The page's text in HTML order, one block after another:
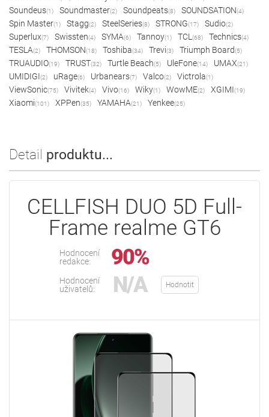
Soundeus(1) Soundmaster(2) Soundpeats(8) SOUNDSATION(4)
Spin Master(1) Stagg(2) SteelSeries(8) STRONG(17) Sudio(2)
Superlux(7) Swissten(4) SYMA(6) Tannoy(1) TCL (68) Technics(4)
TESLA(2) THOMSON(18) Toshiba(34) Trevi(3) Triumph Board(5)
TRUAUDIO(19) TRUST(32) Turtle Beach(5) UleFone(14) UMAX(21)
UMIDIGI(2) uRage(6) Urbanears(7) Valco(2) Victrola(1)
ViewSonic(75) Vivitek(4) Vivo(16) Wiky(1) WowME(2) XGIMI(19)
Xiaomi(101) XPPen(35) YAMAHA(21) Yenkee(25)
Detail produktu...
CELLFISH DUO 5D Full-
Frame realme GT6
Hodnocení
redakce:
90%
Hodnocení
uživatelů:
N/A Hodnotit